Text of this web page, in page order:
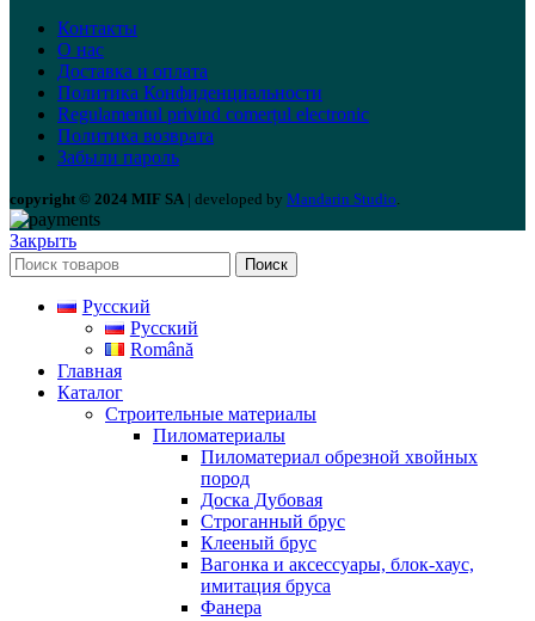
Контакты
О нас
Доставка и оплата
Политика Конфиденциальности
Regulamentul privind comerțul electronic
Политика возврата
Забыли пароль
copyright © 2024 MIF SA | developed by Mandarin Studio
Закрыть
Поиск
Русский
Русский
Română
Главная
Каталог
Строительные материалы
Пиломатериалы
Пиломатериал обрезной хвойных
пород
Доска Дубовая
Строганный брус
Клееный брус
Вагонка и аксессуары, блок-хаус,
имитация бруса
Фанера